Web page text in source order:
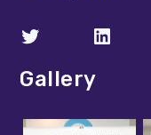
Twitter
Gallery